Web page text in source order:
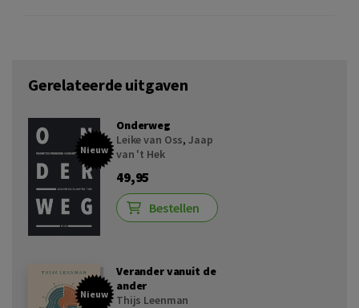
Gerelateerde uitgaven
Nieuw
Onderweg
Leike van Oss,Jaap
van 't Hek
49,95
Bestellen
Nieuw
Verander vanuit de
ander
Thijs Leenman